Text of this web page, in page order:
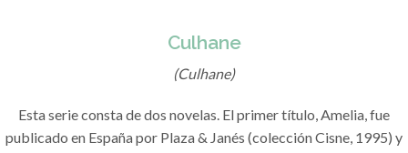
Culhane
(Culhane)
Esta serie consta de dos novelas. El primer título, Amelia, fue
publicado en España por Plaza & Janés (colección Cisne, 1995) y